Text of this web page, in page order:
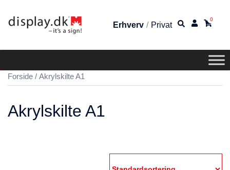
Erhverv / Privat
0
Forside / Akrylskilte A1
Akrylskilte A1